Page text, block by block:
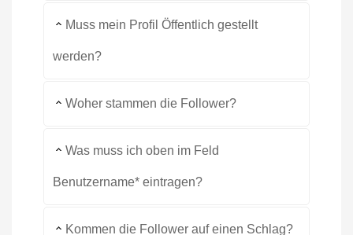
Muss mein Profil Öffentlich gestellt
werden?
Woher stammen die Follower?
Was muss ich oben im Feld
Benutzername* eintragen?
Kommen die Follower auf einen Schlag?